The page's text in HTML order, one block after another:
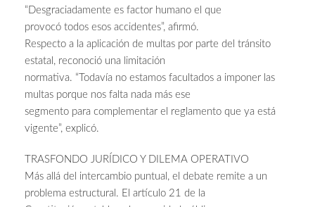
“Desgraciadamente es factor humano el que
provocó todos esos accidentes”, afirmó.
Respecto a la aplicación de multas por parte del tránsito
estatal, reconoció una limitación
normativa. “Todavía no estamos facultados a imponer las
multas porque nos falta nada más ese
segmento para complementar el reglamento que ya está
vigente”, explicó.
TRASFONDO JURÍDICO Y DILEMA OPERATIVO
Más allá del intercambio puntual, el debate remite a un
problema estructural. El artículo 21 de la